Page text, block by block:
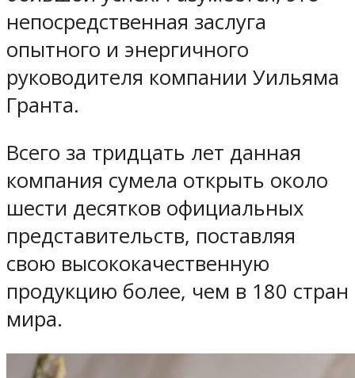
непосредственная заслуга
опытного и энергичного
руководителя компании Уильяма
Гранта.
Всего за тридцать лет данная
компания сумела открыть около
шести десятков официальных
представительств, поставляя
свою высококачественную
продукцию более, чем в 180 стран
мира.